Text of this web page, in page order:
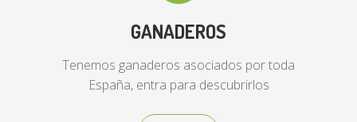
GANADEROS
Tenemos ganaderos asociados por toda
España, entra para descubrirlos